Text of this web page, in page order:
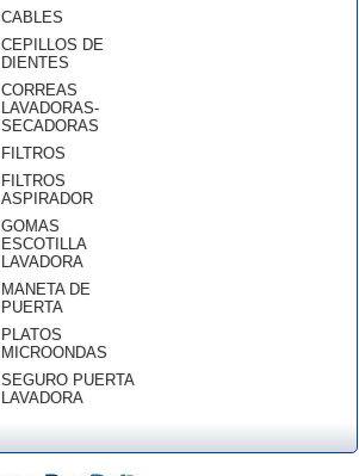
CABLES
CEPILLOS DE
DIENTES
CORREAS
LAVADORAS-
SECADORAS
FILTROS
FILTROS
ASPIRADOR
GOMAS
ESCOTILLA
LAVADORA
MANETA DE
PUERTA
PLATOS
MICROONDAS
SEGURO PUERTA
LAVADORA